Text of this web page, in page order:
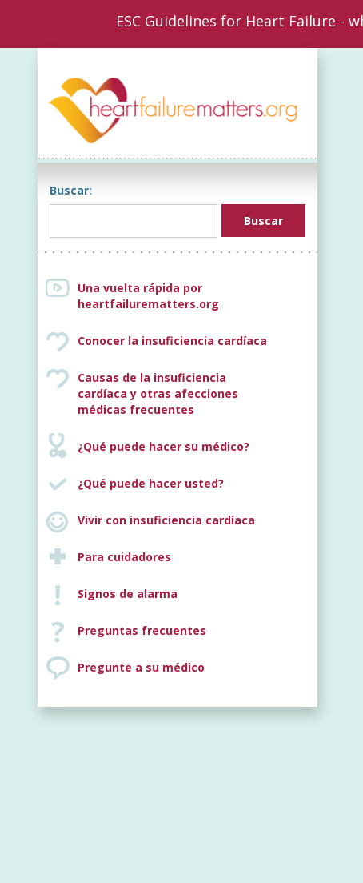
ESC Guidelines for Heart Failure -
Buscar:
Una vuelta rápida por
heartfailurematters.org
Conocer la insuficiencia cardíaca
Causas de la insuficiencia
cardíaca y otras afecciones
médicas frecuentes
¿Qué puede hacer su médico?
¿Qué puede hacer usted?
Vivir con insuficiencia cardíaca
Para cuidadores
Signos de alarma
Preguntas frecuentes
Pregunte a su médico